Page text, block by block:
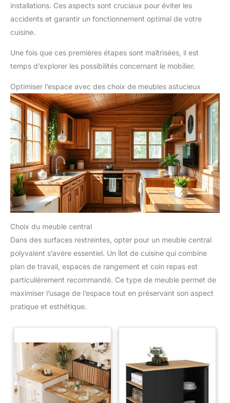
installations. Ces aspects sont cruciaux pour éviter les
accidents et garantir un fonctionnement optimal de votre
cuisine.
Une fois que ces premières étapes sont maîtrisées, il est
temps d’explorer les possibilités concernant le mobilier.
Optimiser l’espace avec des choix de meubles astucieux
Choix du meuble central
Dans des surfaces restreintes, opter pour un meuble central
polyvalent s’avère essentiel. Un îlot de cuisine qui combine
plan de travail, espaces de rangement et coin repas est
particulièrement recommandé. Ce type de meuble permet de
maximiser l’usage de l’espace tout en préservant son aspect
pratique et esthétique.